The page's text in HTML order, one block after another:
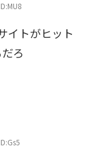
イトがヒット
ろ